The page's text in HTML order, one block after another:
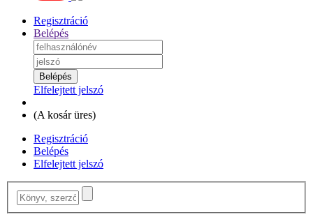
Regisztráció
Belépés
Elfelejtett jelszó
(A kosár üres)
Regisztráció
Belépés
Elfelejtett jelszó